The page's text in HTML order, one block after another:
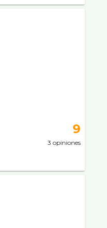
9
3 opiniones